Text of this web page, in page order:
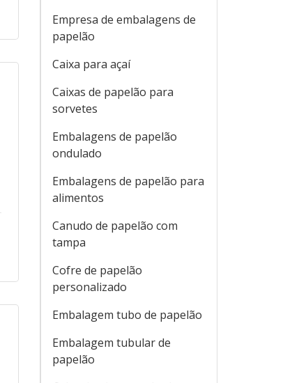
Empresa de embalagens de
papelão
Caixa para açaí
Caixas de papelão para
sorvetes
Embalagens de papelão
ondulado
Embalagens de papelão para
alimentos
Canudo de papelão com
tampa
Cofre de papelão
personalizado
Embalagem tubo de papelão
Embalagem tubular de
papelão